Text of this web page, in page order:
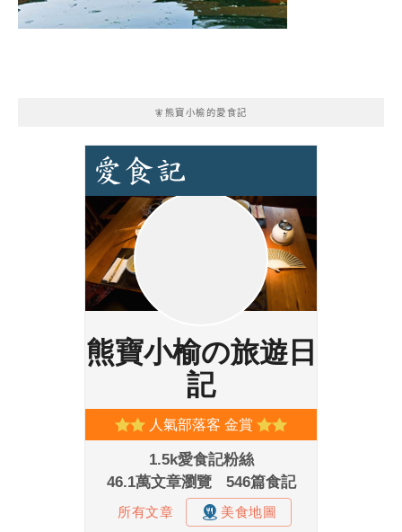
🧚熊寶小榆的愛食記